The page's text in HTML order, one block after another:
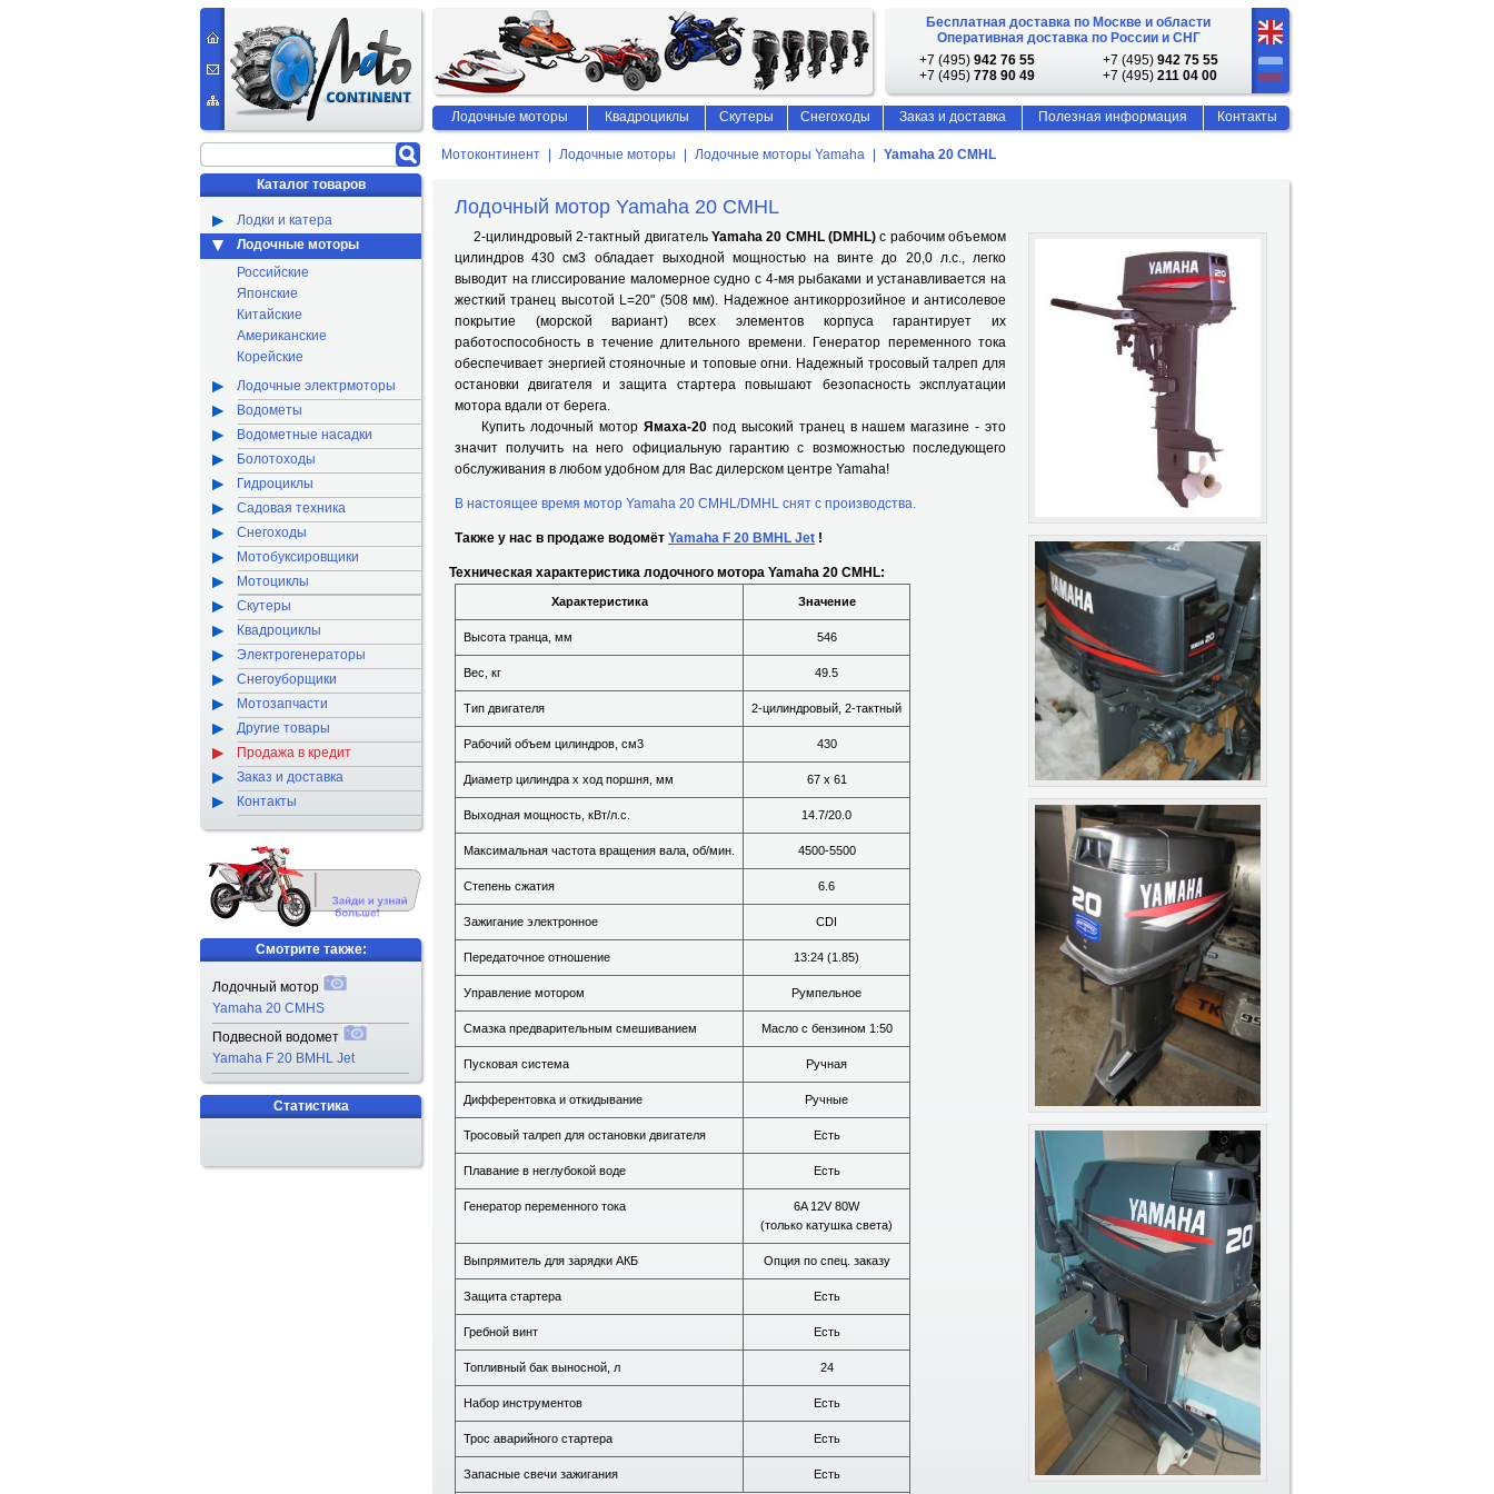
Мотоконтинент Лодочные моторы Лодочные моторы Yamaha Yamaha 20 CMHL
Лодочный мотор Yamaha 20 CMHL
2-цилиндровый 2-тактный двигатель Yamaha 20 CMHL (DMHL)с рабочим объемом
цилиндров 430 см3 обладает выходной мощностью на винте до 20,0 л.с., легко
выводит на глиссирование маломерное судно с 4-мя рыбаками и устанавливается на
жесткий транец высотой L=20" (508 мм). Надежное антикоррозийное и антисолевое
покрытие (морской вариант) всех элементов корпуса гарантирует их
работоспособность в течение длительного времени. Генератор переменного тока
обеспечивает энергией стояночные и топовые огни. Надежный тросовый талреп для
остановки двигателя и защита стартера повышают безопасность эксплуатации
мотора вдали от берега.
Купить лодочный мотор Ямаха-20 под высокий транец в нашем магазине - это
значит получить на него официальную гарантию с возможностью последующего
обслуживания в любом удобном для Вас дилерском центре Yamaha!
В настоящее время мотор Yamaha 20 CMHL/DMHL снят с производства.
Также у нас в продаже водомёт Yamaha F 20 BMHL Jet !
Техническая характеристика лодочного мотора Yamaha 20 CMHL:
Характеристика Значение
Высота транца, мм 546
Вес, кг 49.5
Тип двигателя 2-цилиндровый, 2-тактный
Рабочий объем цилиндров, см3 430
Диаметр цилиндра х ход поршня, мм 67 x 61
Выходная мощность, кВт/л.с. 14.7/20.0
Максимальная частота вращения вала, об/мин. 4500-5500
Степень сжатия 6.6
Зажигание электронное CDI
Передаточное отношение 13:24 (1.85)
Управление мотором Румпельное
Смазка предварительным смешиванием Масло с бензином 1:50
Пусковая система Ручная
Дифферентовка и откидывание Ручные
Тросовый талреп для остановки двигателя Есть
Плавание в неглубокой воде Есть
Генератор переменного тока
6A 12V 80W
(только катушка света)
Выпрямитель для зарядки АКБ Опция по спец. заказу
Защита стартера Есть
Гребной винт Есть
Топливный бак выносной, л 24
Набор инструментов Есть
Трос аварийного стартера Есть
Запасные свечи зажигания Есть
Каталог товаров
Лодки и катера
Лодочные моторы
Российские
Японские
Китайские
Американские
Корейские
Лодочные электрмоторы
Водометы
Водометные насадки
Болотоходы
Гидроциклы
Садовая техника
Снегоходы
Мотобуксировщики
Мотоциклы
Скутеры
Квадроциклы
Электрогенераторы
Снегоуборщики
Мотозапчасти
Другие товары
Продажа в кредит
Заказ и доставка
Контакты
Смотрите также:
Лодочный мотор
Yamaha 20 CMHS
Подвесной водомет
Yamaha F 20 BMHL Jet
Статистика
Бесплатная доставка по Москве и области
Оперативная доставка по России и СНГ
+7 (495) 942 76 55 +7 (495) 942 75 55
+7 (495) 778 90 49 +7 (495) 211 04 00
Лодочные моторы Квадроциклы Скутеры Снегоходы Заказ и доставка Полезная информация Контакты